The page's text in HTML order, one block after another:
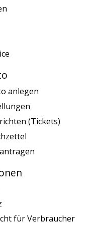
anlegen
(Tickets)
für Verbraucher